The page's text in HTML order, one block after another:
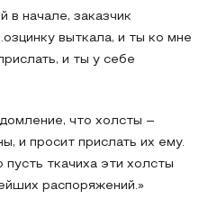
в начале, заказчик
выткала, и ты ко мне
и ты у себе
что холсты –
и просит прислать их ему.
ткачиха эти холсты
распоряжений.»